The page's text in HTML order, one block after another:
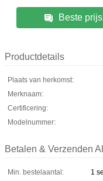
Beste prijs
Productdetails
Plaats van herkomst:
Merknaam:
Certificering:
Modelnummer:
Betalen & Verzenden
Min. bestelaantal:
1